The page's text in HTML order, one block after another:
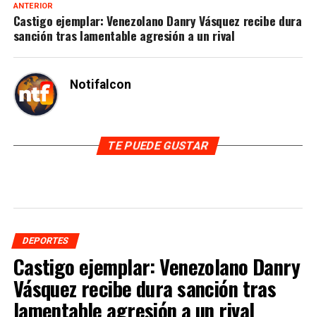
ANTERIOR
Castigo ejemplar: Venezolano Danry Vásquez recibe dura
sanción tras lamentable agresión a un rival
Notifalcon
TE PUEDE GUSTAR
DEPORTES
Castigo ejemplar: Venezolano Danry
Vásquez recibe dura sanción tras
lamentable agresión a un rival